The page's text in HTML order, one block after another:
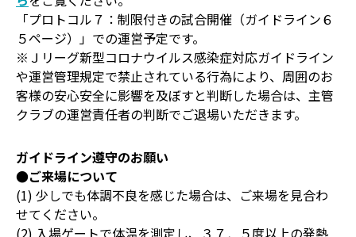
「プロトコル７：制限付きの試合開催（ガイドライン６
５ページ）」での運営予定です。
※Ｊリーグ新型コロナウイルス感染症対応ガイドライン
や運営管理規定で禁止されている行為により、周囲のお
客様の安心安全に影響を及ぼすと判断した場合は、主管
クラブの運営責任者の判断でご退場いただきます。
ガイドライン遵守のお願い
●ご来場について
(1) 少しでも体調不良を感じた場合は、ご来場を見合わ
せてください。
(2) 入場ゲートで体温を測定し、３７．５度以上の発熱